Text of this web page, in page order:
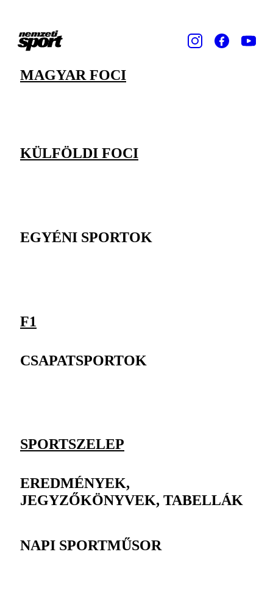
MAGYAR FOCI
KÜLFÖLDI FOCI
EGYÉNI SPORTOK
F1
CSAPATSPORTOK
SPORTSZELEP
EREDMÉNYEK,
JEGYZŐKÖNYVEK, TABELLÁK
NAPI SPORTMŰSOR